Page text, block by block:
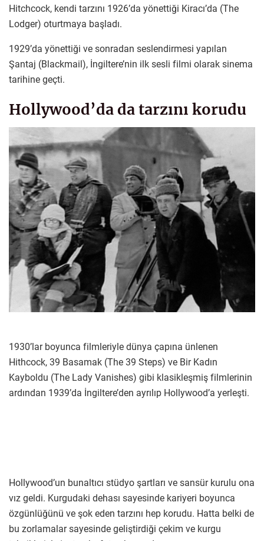
Hitchcock, kendi tarzını 1926’da yönettiği Kiracı’da (The
Lodger) oturtmaya başladı.
1929’da yönettiği ve sonradan seslendirmesi yapılan
Şantaj (Blackmail), İngiltere’nin ilk sesli filmi olarak sinema
tarihine geçti.
Hollywood’da da tarzını korudu
1930’lar boyunca filmleriyle dünya çapına ünlenen
Hithcock, 39 Basamak (The 39 Steps) ve Bir Kadın
Kayboldu (The Lady Vanishes) gibi klasikleşmiş filmlerinin
ardından 1939’da İngiltere’den ayrılıp Hollywood’a yerleşti.
Hollywood’un bunaltıcı stüdyo şartları ve sansür kurulu ona
vız geldi. Kurgudaki dehası sayesinde kariyeri boyunca
özgünlüğünü ve şok eden tarzını hep korudu. Hatta belki de
bu zorlamalar sayesinde geliştirdiği çekim ve kurgu